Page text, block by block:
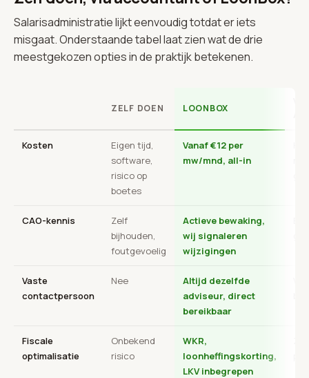
Salarisadministratie lijkt eenvoudig totdat er iets
misgaat. Onderstaande tabel laat zien wat de drie
meestgekozen opties in de praktijk betekenen.
ZELF DOEN LOONBOX
Kosten
Eigen tijd,
software,
risico op
boetes
Vanaf €12 per
mw/mnd, all-in
CAO-kennis
Zelf
bijhouden,
foutgevoelig
Actieve bewaking,
wij signaleren
wijzigingen
Vaste
contactpersoon
Nee
Altijd dezelfde
adviseur, direct
bereikbaar
Fiscale
optimalisatie
Onbekend
risico
WKR,
loonheffingskorting,
LKV inbegrepen